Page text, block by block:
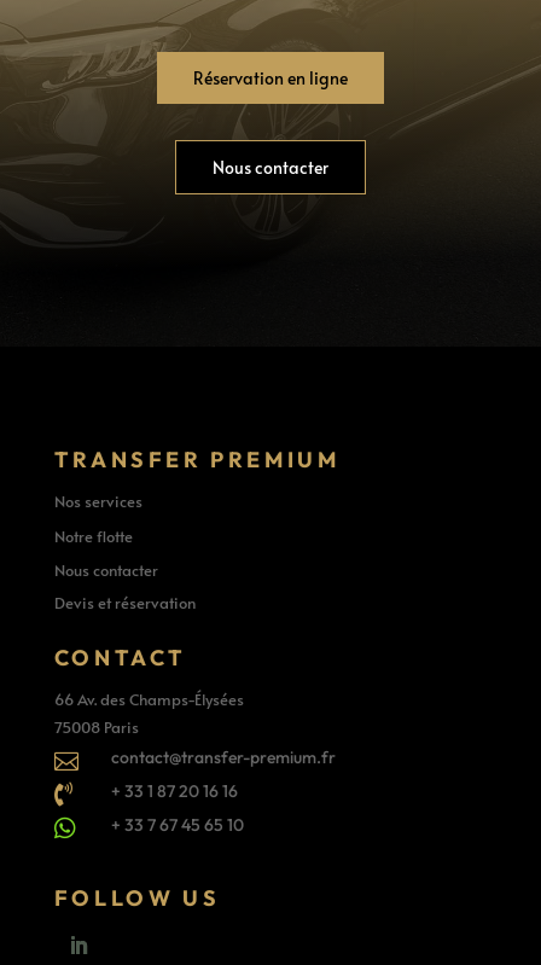
Réservation en ligne
Nous contacter
TRANSFER PREMIUM
Nos services
Notre flotte
Nous contacter
Devis et réservation
CONTACT
66 Av. des Champs-Élysées
75008 Paris
 contact@transfer-premium.fr
 + 33 1 87 20 16 16
 + 33 7 67 45 65 10
FOLLOW US